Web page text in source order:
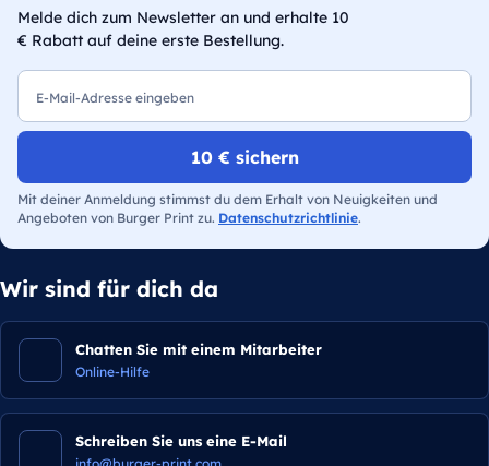
Melde dich zum Newsletter an und erhalte 10
€ Rabatt auf deine erste Bestellung.
10 € sichern
Mit deiner Anmeldung stimmst du dem Erhalt von Neuigkeiten und
Angeboten von Burger Print zu. Datenschutzrichtlinie.
Wir sind für dich da
Chatten Sie mit einem Mitarbeiter
Online-Hilfe
Schreiben Sie uns eine E-Mail